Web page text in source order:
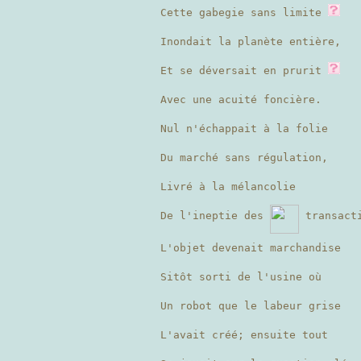
Cette gabegie sans limite
Inondait la planète entière,
Et se déversait en prurit
Avec une acuité foncière.
Nul n'échappait à la folie
Du marché sans régulation,
Livré à la mélancolie
De l'ineptie des
L'objet devenait marchandise
Sitôt sorti de l'usine où
Un robot que le labeur grise
L'avait créé; ensuite tout